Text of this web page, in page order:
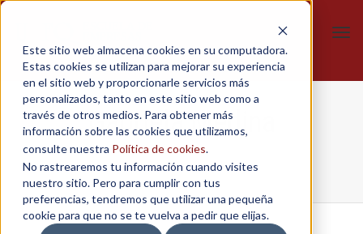
Este sitio web almacena cookies en su computadora.
Estas cookies se utilizan para mejorar su experiencia
en el sitio web y proporcionarle servicios más
personalizados, tanto en este sitio web como a
través de otros medios. Para obtener más
información sobre las cookies que utilizamos,
consulte nuestra Política de cookies.
No rastrearemos tu información cuando visites
nuestro sitio. Pero para cumplir con tus
preferencias, tendremos que utilizar una pequeña
cookie para que no se te vuelva a pedir que elijas.
Gabriela Medina
Home / Python / Gabriela Medina